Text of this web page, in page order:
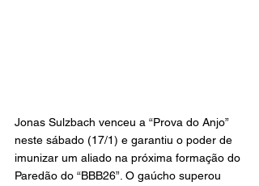
Jonas Sulzbach venceu a “Prova do Anjo”
neste sábado (17/1) e garantiu o poder de
imunizar um aliado na próxima formação do
Paredão do “BBB26”. O gaúcho superou